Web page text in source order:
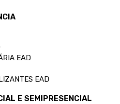
EAD
EAD
E SEMIPRESENCIAL